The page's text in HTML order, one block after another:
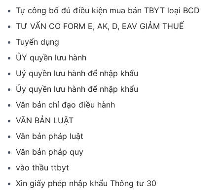
Tự công bố đủ điều kiện mua bán TBYT loại BCD
TƯ VẤN CO FORM E, AK, D, EAV GIẢM THUẾ
Tuyển dụng
ỦY quyền lưu hành
Uỷ quyền lưu hành để nhập khẩu
Ủy quyền lưu hành để nhập khẩu
Văn bản chỉ đạo điều hành
VĂN BẢN LUẬT
Văn bản pháp luật
Văn bản pháp quy
vào thầu ttbyt
Xin giấy phép nhập khẩu Thông tư 30